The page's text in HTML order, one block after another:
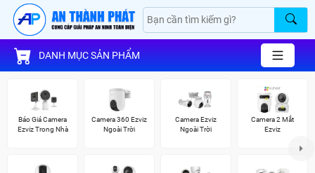
DANH MỤC SẢN PHẨM
Báo Giá Camera
Ezviz Trong Nhà
Camera 360 Ezviz
Ngoài Trời
Camera Ezviz
Ngoài Trời
Camera 2 Mắt
Ezviz